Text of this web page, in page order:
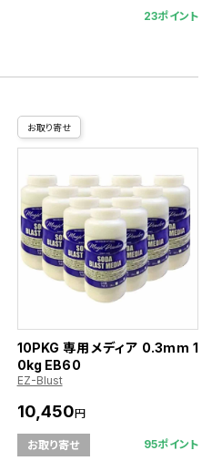
23ポイント
お取り寄せ
10PKG 専用メディア 0.3mm 1
0kg EB60
EZ-Blust
10,450円
お取り寄せ 95ポイント